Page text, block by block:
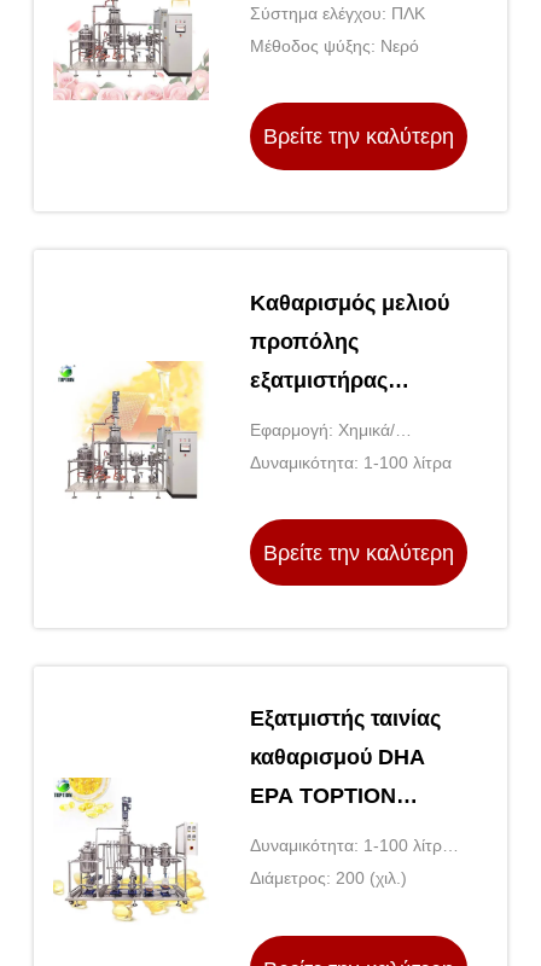
Σύστημα ελέγχου: ΠΛΚ
Μέθοδος ψύξης: Νερό
Βρείτε την καλύτερη
Καθαρισμός μελιού
προπόλης
εξατμιστήρας
σκίττας με σκούρο
δρόμο απόσταξη με
Εφαρμογή: Χημικά/
Φαρμακευτικά/Τροφίμα
Δυναμικότητα: 1-100 λίτρα
Βρείτε την καλύτερη
Εξατμιστής ταινίας
καθαρισμού DHA
EPA TOPTION
Εξατμιστής μικρής
διαδρομής
Δυναμικότητα: 1-100 λίτρα/
ώρα
Διάμετρος: 200 (χιλ.)